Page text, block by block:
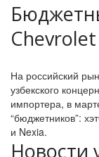
На российский
узбекского
импортера, в
“бюджетников”:
и Nexia.
Новости